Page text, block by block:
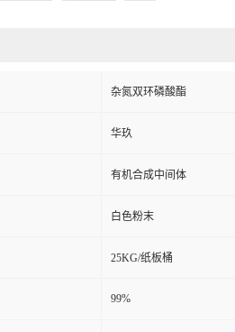
杂氮双环磷酸酯
华玖
有机合成中间体
白色粉末
25KG/纸板桶
99%